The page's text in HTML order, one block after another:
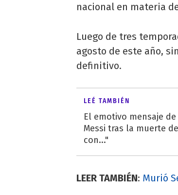
nacional en materia
Luego de tres
agosto de este año,
definitivo.
LEÉ TAMBIÉN
El emotivo mensaje
Messi tras la muerte
con..."
LEER TAMBIÉN: Murió